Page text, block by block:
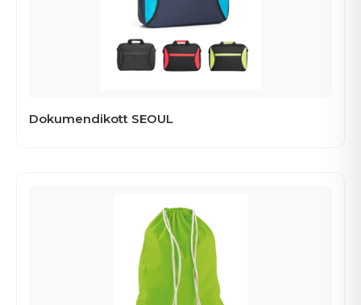
Dokumendikott SEOUL